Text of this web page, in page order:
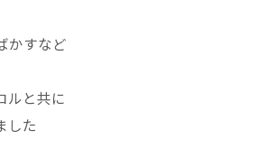
かすなど
ルと共に
した